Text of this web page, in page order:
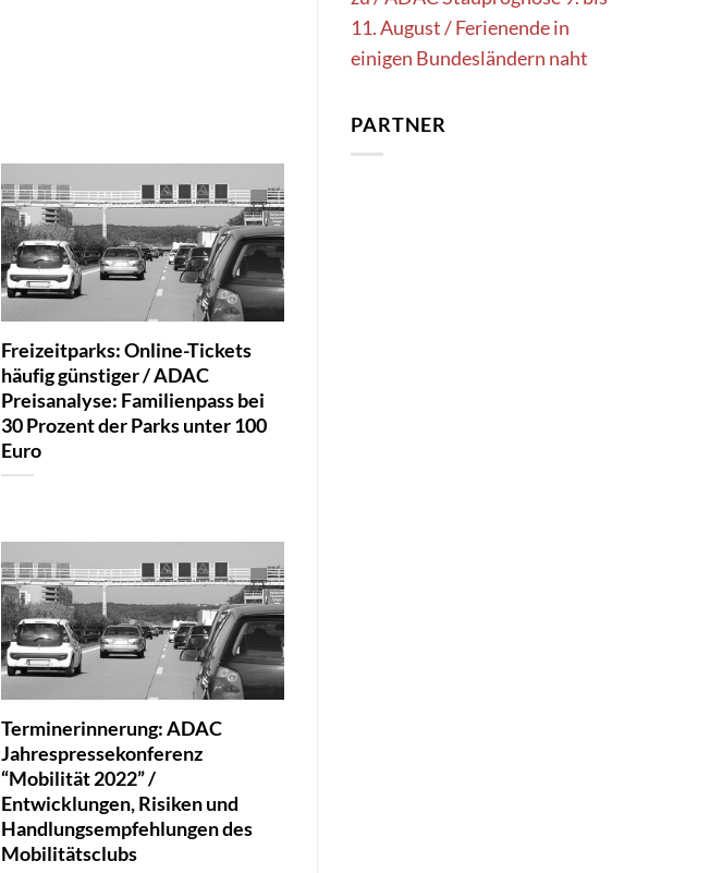
Freizeitparks: Online-Tickets
häufig günstiger / ADAC
Preisanalyse: Familienpass bei
30 Prozent der Parks unter 100
Euro
Terminerinnerung: ADAC
Jahrespressekonferenz
“Mobilität 2022” /
Entwicklungen, Risiken und
Handlungsempfehlungen des
Mobilitätsclubs
11. August / Ferienende in
einigen Bundesländern naht
PARTNER